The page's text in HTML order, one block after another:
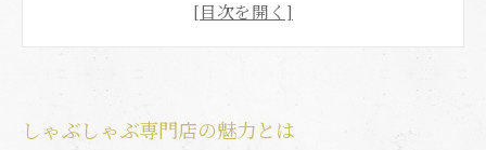
贅沢な食材とリーズナブルな価格が嬉しい！人
気のしゃぶしゃぶ専門店
健康志向にも配慮した、安全で美味しい豚肉を
しゃぶしゃぶ専門店の魅力とは